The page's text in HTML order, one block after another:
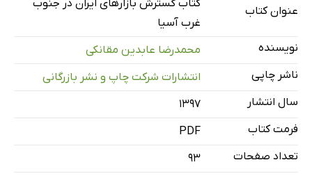
فصل دوم: بررسی نقاط ضعف، مشکلات و فرصت‌ها
فصل سوم: مسائل و راهکارهای عملیاتی نفوذ ایران در بازارهای
فصل چهارم: جمع‌بندی، نتیجه‌گیری و پیشنهادها
منابع
عنوان کتاب
کتاب گسترش بازارهای ایران در جنوب
غرب آسیا
نویسنده
محمدرضا عابدین مقانکی
ناشر چاپی
انتشارات شرکت چاپ و نشر بازرگانی
سال انتشار
۱۳۹۷
فرمت کتاب
PDF
تعداد صفحات
93